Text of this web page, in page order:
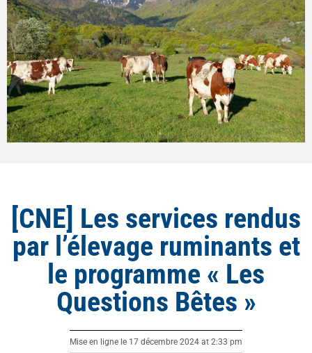
[CNE] Les services rendus
par l’élevage ruminants et
le programme « Les
Questions Bêtes »
Mise en ligne le 17 décembre 2024 at 2:33 pm